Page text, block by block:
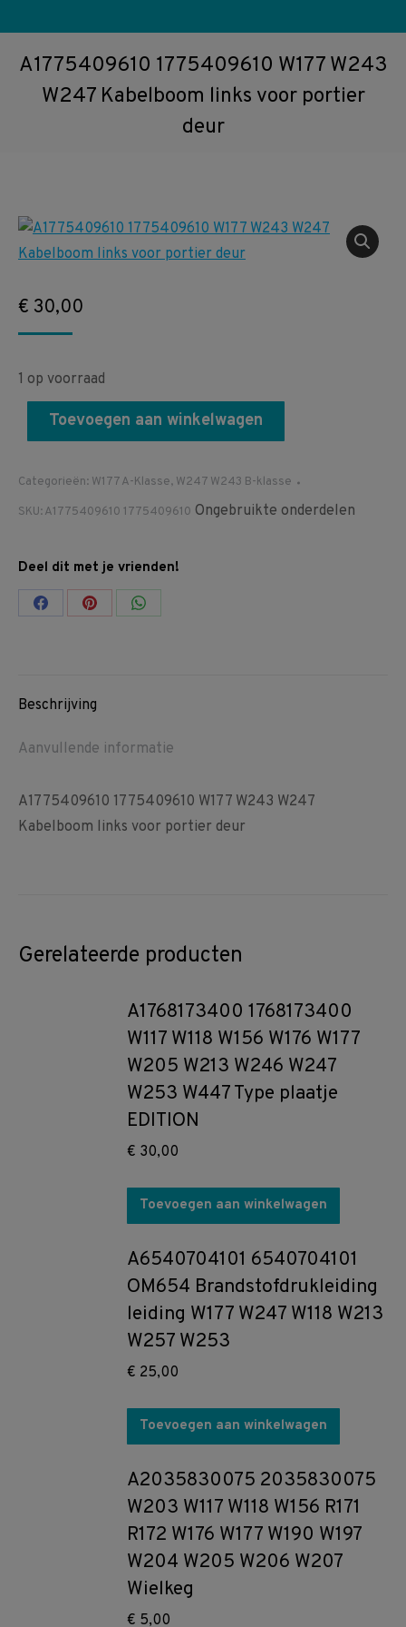
A1775409610 1775409610 W177 W243
W247 Kabelboom links voor portier
deur
€ 30,00
1 op voorraad
Toevoegen aan winkelwagen
Categorieën: W177 A-Klasse, W247 W243 B-klasse
SKU:A1775409610 1775409610 Ongebruikte onderdelen
Deel dit met je vrienden!
Share Share Share
Beschrijving
Aanvullende informatie
A1775409610 1775409610 W177 W243 W247
Kabelboom links voor portier deur
Gerelateerde producten
A1768173400 1768173400
W117 W118 W156 W176 W177
W205 W213 W246 W247
W253 W447 Type plaatje
EDITION
€ 30,00
Toevoegen aan winkelwagen
A6540704101 6540704101
OM654 Brandstofdrukleiding
leiding W177 W247 W118 W213
W257 W253
€ 25,00
Toevoegen aan winkelwagen
A2035830075 2035830075
W203 W117 W118 W156 R171
R172 W176 W177 W190 W197
W204 W205 W206 W207
Wielkeg
€ 5,00